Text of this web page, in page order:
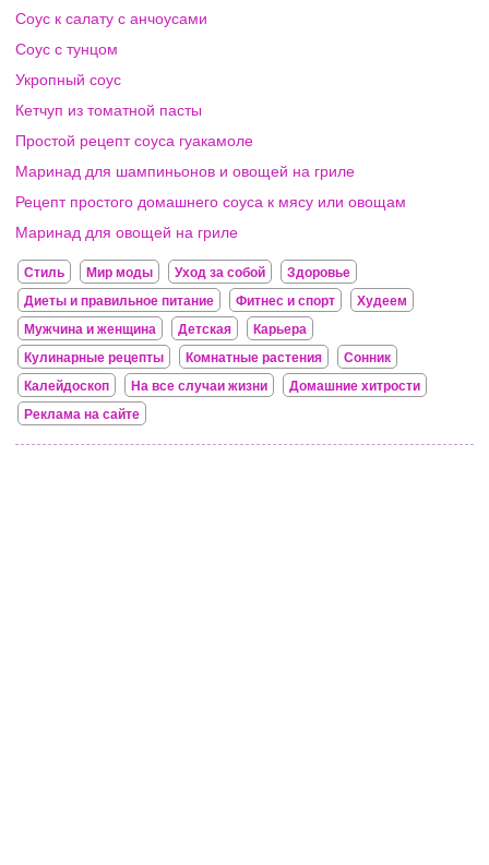
Соус к салату с анчоусами
Соус с тунцом
Укропный соус
Кетчуп из томатной пасты
Простой рецепт соуса гуакамоле
Маринад для шампиньонов и овощей на гриле
Рецепт простого домашнего соуса к мясу или овощам
Маринад для овощей на гриле
Стиль Мир моды Уход за собой
Здоровье
Диеты и правильное питание
Фитнес и спорт
Худеем
Мужчина и женщина
Детская
Карьера
Кулинарные рецепты
Комнатные растения
Сонник
Калейдоскоп
На все случаи жизни
Домашние хитрости
Реклама на сайте